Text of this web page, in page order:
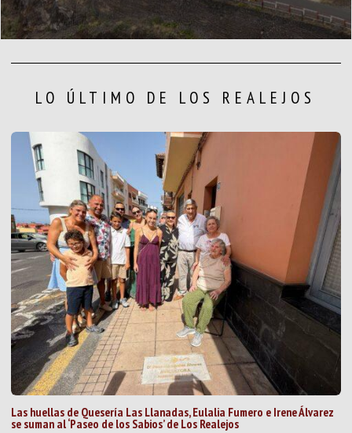
LO ÚLTIMO DE LOS REALEJOS
Las huellas de Quesería Las Llanadas, Eulalia Fumero e Irene Álvarez
se suman al ‘Paseo de los Sabios’ de Los Realejos